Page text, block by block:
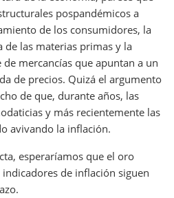
pospandémicos a
de los consumidores, la
de las materias primas y la
mercancías que apuntan a un
de precios. Quizá el argumento
de que, durante años, las
y más recientemente las
avivando la inflación.
esperaríamos que el oro
de inflación siguen